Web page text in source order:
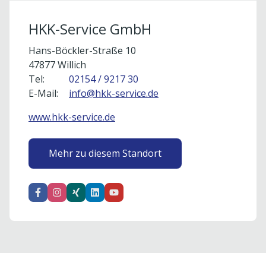
Cookie-Einstellungen öffnen
HKK-Service GmbH
Hans-Böckler-Straße 10
47877 Willich
Tel:
02154 / 9217 30
E-Mail:
info@hkk-service.de
www.hkk-service.de
Mehr zu diesem Standort